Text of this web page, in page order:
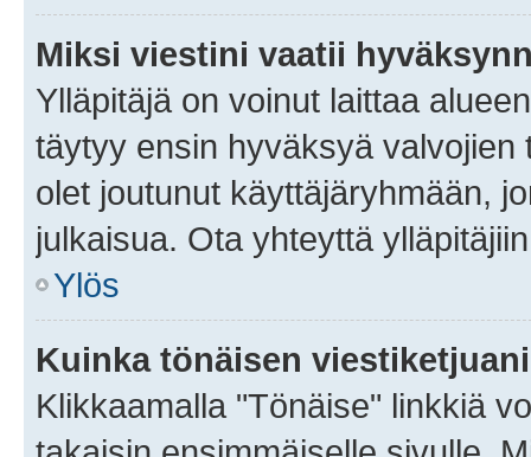
Miksi viestini vaatii
Ylläpitäjä on voinut laittaa
täytyy ensin hyväksyä
olet joutunut käyttäjäryhmään,
julkaisua. Ota yhteyttä
Ylös
Kuinka tönäisen
Klikkaamalla "Tönäise" linkkiä